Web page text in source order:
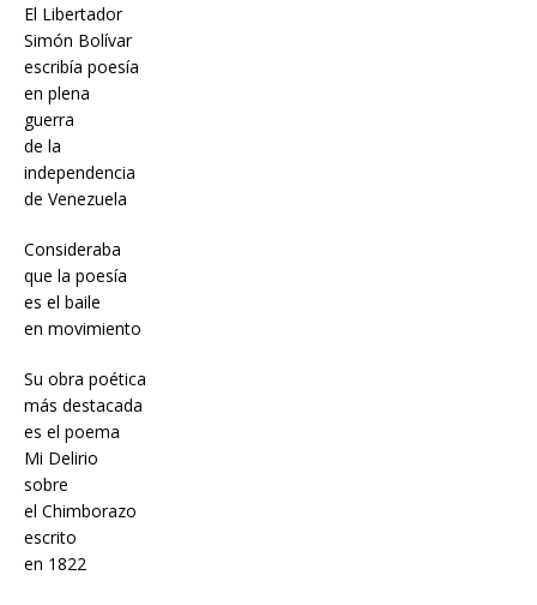
El Libertador
Simón Bolívar
escribía poesía
en plena
guerra
de la
independencia
de Venezuela
Consideraba
que la poesía
es el baile
en movimiento
Su obra poética
más destacada
es el poema
Mi Delirio
sobre
el Chimborazo
escrito
en 1822